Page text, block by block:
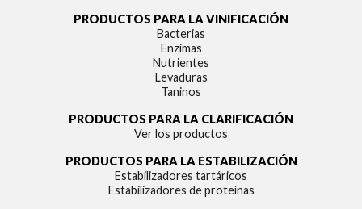
PRODUCTOS PARA LA VINIFICACIÓN
Bacterias
Enzimas
Nutrientes
Levaduras
Taninos
PRODUCTOS PARA LA CLARIFICACIÓN
Ver los productos
PRODUCTOS PARA LA ESTABILIZACIÓN
Estabilizadores tartáricos
Estabilizadores de proteínas